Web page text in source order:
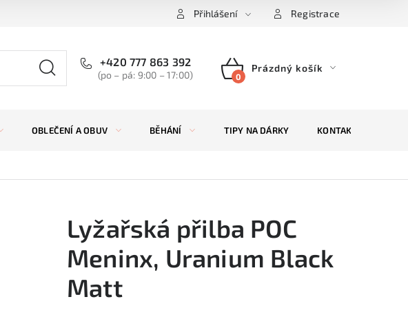
Přihlášení Registrace
+420 777 863 392
(po – pá: 9:00 – 17:00)
NÁKUPNÍ
Prázdný košík
OBLEČENÍ A OBUV BĚHÁNÍ TIPY NA DÁRKY KONTAKTY
Lyžařská přilba POC
Meninx, Uranium Black
Matt